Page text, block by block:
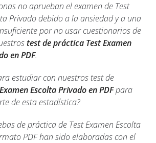
no aprueban el examen de Test
Privado debido a la ansiedad y a una
por no usar cuestionarios de
test de práctica Test Examen
en PDF.
estudiar con nuestros test de
Escolta Privado en PDFpara
de esta estadística?
de práctica de Test Examen Escolta
PDF han sido elaboradas con el